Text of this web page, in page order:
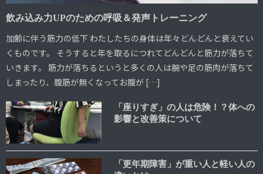
飲み込み力UPのための呼吸＆発声トレーニング
加齢に伴う筋力の低下 わたしたちの身体は年々どんどんと衰えてい
くものです。 そうすると年を取るにつれてどんどんと筋力が落ちて
いきます。 筋力が落ちるというと多くの人は腕や足の筋肉が落ちて
しまったり、腹筋が無くなってお腹が […]
「座りすぎ」の人は危険！？体への
影響と改善策について
「更年期障害」が重い人と軽い人の